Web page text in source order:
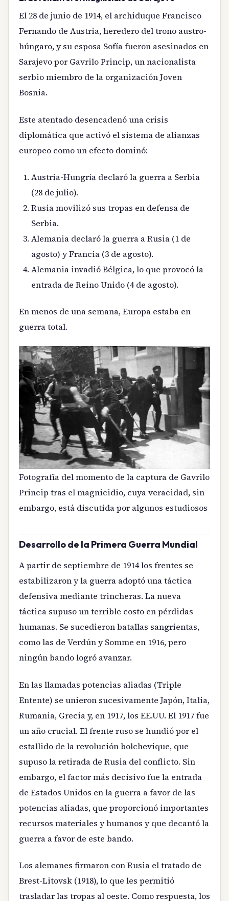
El 28 de junio de 1914, el archiduque Francisco
Fernando de Austria, heredero del trono austro-
húngaro, y su esposa Sofía fueron asesinados en
Sarajevo por Gavrilo Princip, un nacionalista
serbio miembro de la organización Joven
Bosnia.
Este atentado desencadenó una crisis
diplomática que activó el sistema de alianzas
europeo como un efecto dominó:
Austria-Hungría declaró la guerra a Serbia
(28 de julio).
Rusia movilizó sus tropas en defensa de
Serbia.
Alemania declaró la guerra a Rusia (1 de
agosto) y Francia (3 de agosto).
Alemania invadió Bélgica, lo que provocó la
entrada de Reino Unido (4 de agosto).
En menos de una semana, Europa estaba en
guerra total.
Fotografía del momento de la captura de Gavrilo
Princip tras el magnicidio, cuya veracidad, sin
embargo, está discutida por algunos estudiosos
Desarrollo de la Primera Guerra Mundial
A partir de septiembre de 1914 los frentes se
estabilizaron y la guerra adoptó una táctica
defensiva mediante trincheras. La nueva
táctica supuso un terrible costo en pérdidas
humanas. Se sucedieron batallas sangrientas,
como las de Verdún y Somme en 1916, pero
ningún bando logró avanzar.
En las llamadas potencias aliadas (Triple
Entente) se unieron sucesivamente Japón, Italia,
Rumania, Grecia y, en 1917, los EE.UU. El 1917 fue
un año crucial. El frente ruso se hundió por el
estallido de la revolución bolchevique, que
supuso la retirada de Rusia del conflicto. Sin
embargo, el factor más decisivo fue la entrada
de Estados Unidos en la guerra a favor de las
potencias aliadas, que proporcionó importantes
recursos materiales y humanos y que decantó la
guerra a favor de este bando.
Los alemanes firmaron con Rusia el tratado de
Brest-Litovsk (1918), lo que les permitió
trasladar las tropas al oeste. Como respuesta, los